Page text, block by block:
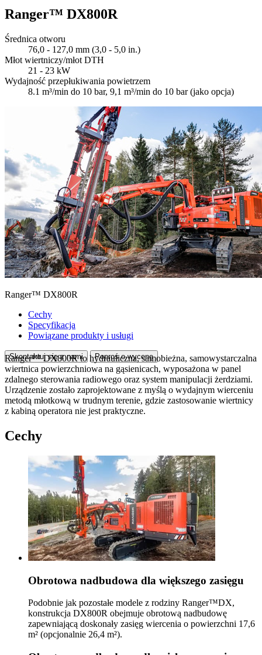
Ranger™ DX800R
Średnica otworu
76,0 - 127,0 mm (3,0 - 5,0 in.)
Młot wiertniczy/młot DTH
21 - 23 kW
Wydajność przepłukiwania powietrzem
8.1 m³/min do 10 bar, 9,1 m³/min do 10 bar (jako opcja)
Ranger™ DX800R
Cechy
Specyfikacja
Powiązane produkty i usługi
Skontaktuj się z nami Poproś o wycenę
Ranger™ DX800R to hydrauliczna, samobieżna, samowystarczalna
wiertnica powierzchniowa na gąsienicach, wyposażona w panel
zdalnego sterowania radiowego oraz system manipulacji żerdziami.
Urządzenie zostało zaprojektowane z myślą o wydajnym wierceniu
metodą młotkową w trudnym terenie, gdzie zastosowanie wiertnicy
z kabiną operatora nie jest praktyczne.
Cechy
Obrotowa nadbudowa dla większego zasięgu
Podobnie jak pozostałe modele z rodziny Ranger™DX,
konstrukcja DX800R obejmuje obrotową nadbudowę
zapewniającą doskonały zasięg wiercenia o powierzchni 17,6
m² (opcjonalnie 26,4 m²).